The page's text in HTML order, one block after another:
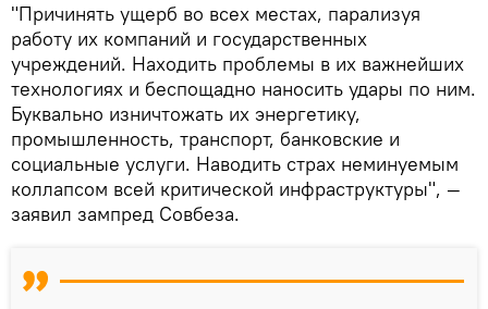
"Причинять ущерб во всех местах, парализуя
работу их компаний и государственных
учреждений. Находить проблемы в их важнейших
технологиях и беспощадно наносить удары по ним.
Буквально изничтожать их энергетику,
промышленность, транспорт, банковские и
социальные услуги. Наводить страх неминуемым
коллапсом всей критической инфраструктуры", —
заявил зампред Совбеза.